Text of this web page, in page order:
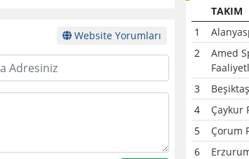
Website Yorumları
TAKIM
1
2
Amed
3
4
Çaykur
5
Çorum
6